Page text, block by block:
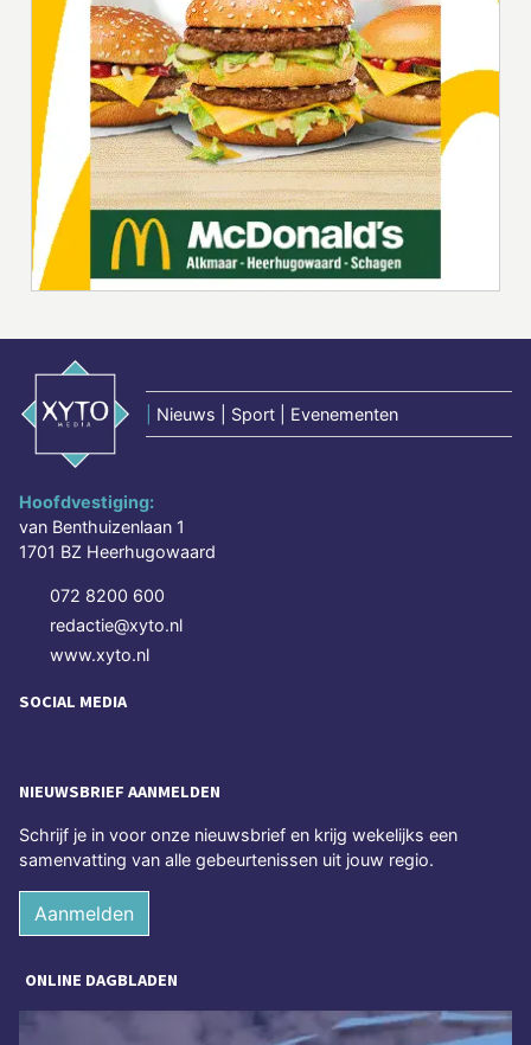
Nieuws | Sport | Evenementen
Hoofdvestiging:
van Benthuizenlaan 1
1701 BZ Heerhugowaard
072 8200 600
redactie@xyto.nl
www.xyto.nl
SOCIAL MEDIA
NIEUWSBRIEF AANMELDEN
Schrijf je in voor onze nieuwsbrief en krijg wekelijks een
samenvatting van alle gebeurtenissen uit jouw regio.
Aanmelden
ONLINE DAGBLADEN